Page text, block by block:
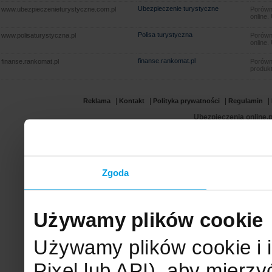
Zgoda
Używamy plików cookie
Używamy plików cookie i
www.ubezpieczenieturystyczne.com.pl Ubezpieczenie turystyczne
www.polisaturystyczna.pl Polisa turystyczna
finanse.rankomat.pl finanse.rankomat.pl
Reklama Kontakt Polityka prywatności Regulamin
Ubezpieczenia